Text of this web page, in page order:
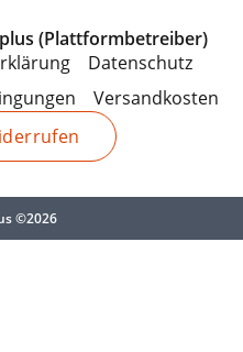
(Plattformbetreiber)
Datenschutz
Versandkosten
©2026